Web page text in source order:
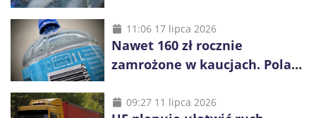
11:06 17 lipca 2026
Nawet 160 zł rocznie
zamrożone w kaucjach. Polacy
vouchery
09:27 11 lipca 2026